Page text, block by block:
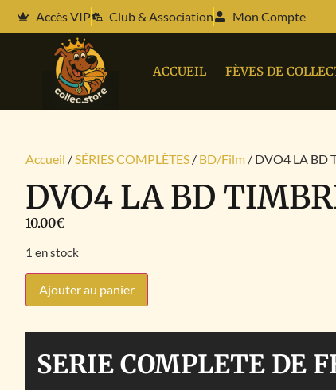
Accès VIP Club & Association Mon Compte
ACCUEIL FÈVES DE
Accueil /SÉRIES COMPLÈTES / BD/Film / DVO4 LA BD
DVO4 LA BD
10.00€
1 en stock
Ajouter au panier
SERIE COMPLETE DE